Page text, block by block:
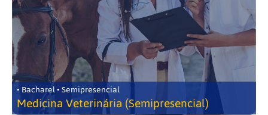
• Bacharel • Semipresencial
Medicina Veterinária (Semipresencial)